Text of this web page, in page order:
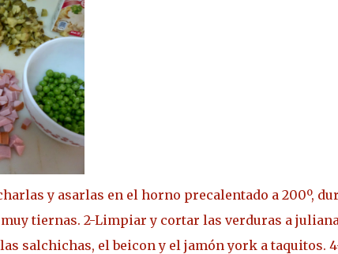
y asarlas en el horno precalentado a 200º,
muy tiernas. 2-Limpiar y cortar las verduras a
salchichas, el beicon y el jamón york a taquitos.